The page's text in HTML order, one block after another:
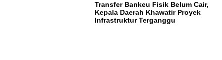
Transfer Bankeu Fisik Belum Cair,
Kepala Daerah Khawatir Proyek
Infrastruktur Terganggu